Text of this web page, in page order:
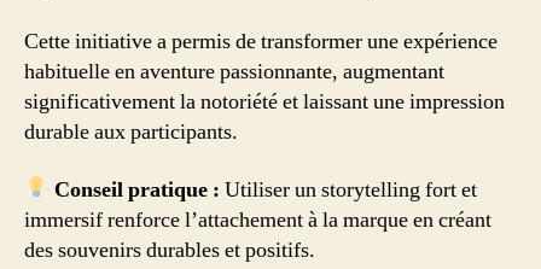
Cette initiative a permis de transformer une expérience
habituelle en aventure passionnante, augmentant
significativement la notoriété et laissant une impression
durable aux participants.
Conseil pratique : Utiliser un storytelling fort et
immersif renforce l’attachement à la marque en créant
des souvenirs durables et positifs.